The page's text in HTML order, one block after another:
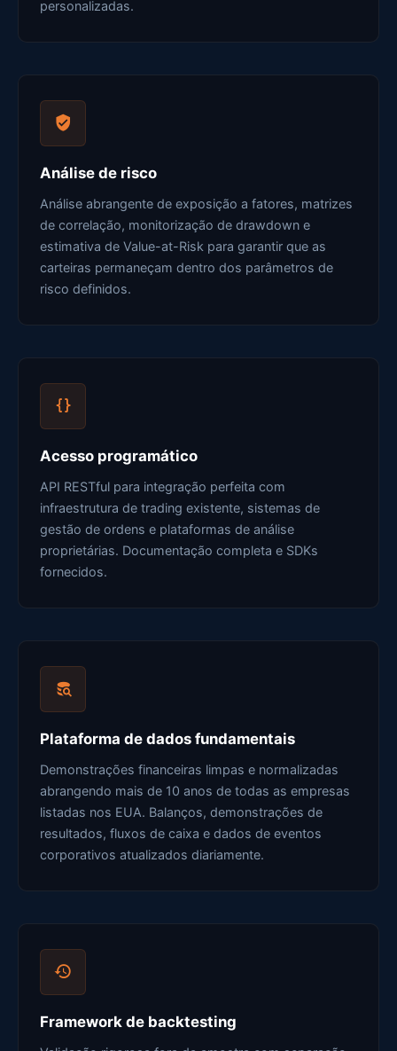
personalizadas.
Análise de risco
Análise abrangente de exposição a fatores, matrizes
de correlação, monitorização de drawdown e
estimativa de Value-at-Risk para garantir que as
carteiras permaneçam dentro dos parâmetros de
risco definidos.
Acesso programático
API RESTful para integração perfeita com
infraestrutura de trading existente, sistemas de
gestão de ordens e plataformas de análise
proprietárias. Documentação completa e SDKs
fornecidos.
Plataforma de dados fundamentais
Demonstrações financeiras limpas e normalizadas
abrangendo mais de 10 anos de todas as empresas
listadas nos EUA. Balanços, demonstrações de
resultados, fluxos de caixa e dados de eventos
corporativos atualizados diariamente.
Framework de backtesting